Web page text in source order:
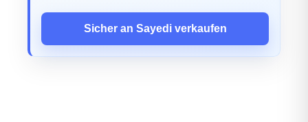
Sicher an Sayedi verkaufen